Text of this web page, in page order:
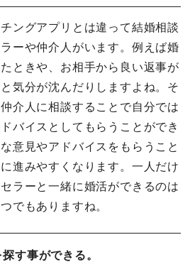
ングアプリとは違って結婚相談
ーや仲介人がいます。例えば婚
ときや、お相手から良い返事が
気分が沈んだりしますよね。そ
介人に相談することで自分では
バイスとしてもらうことができ
意見やアドバイスをもらうこと
進みやすくなります。一人だけ
ラーと一緒に婚活ができるのは
でもありますね。
す事ができる。